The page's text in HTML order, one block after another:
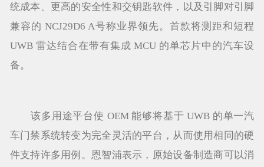
统成本、更高的安全性和交钥匙软件，以及引脚对引脚
兼容的 NCJ29D6 A号称业界领先。首款将测距和短程
UWB 雷达结合在带有集成 MCU 的单芯片中的汽车设
备。
该多用途平台使 OEM 能够将基于 UWB 的单一汽
车门禁系统转变为完全灵活的平台，从而使用相同的硬
件支持许多用例。恩智浦表示，原始设备制造商可以消